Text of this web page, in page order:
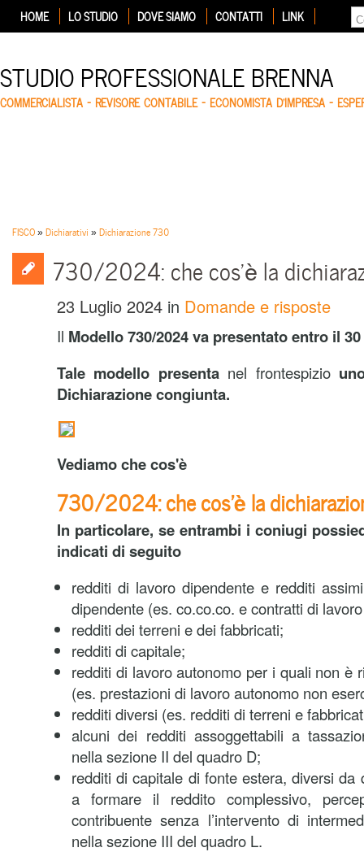
HOME LO STUDIO DOVE SIAMO CONTATTI LINK
STUDIO PROFESSIONALE BRENNA
COMMERCIALISTA – REVISORE CONTABILE – ECONOMISTA D'IMPRESA –
FISCO»Dichiarativi »Dichiarazione 730
730/2024: che cos’è la
23 Luglio 2024 in Domande e risposte
Il Modello 730/2024 va presentato entro il
Tale modello presentanel frontespizio
Dichiarazione congiunta.
Vediamo che cos'è
730/2024: che cos'è la
In particolare, se entrambi i coniugi
indicati di seguito
redditi di lavoro dipendente e redditi
dipendente (es. co.co.co. e contratti di
redditi dei terreni e dei fabbricati;
redditi di capitale;
redditi di lavoro autonomo per i quali non è
(es. prestazioni di lavoro autonomo non
redditi diversi (es. redditi di terreni e
alcuni dei redditi assoggettabili a
nella sezione II del quadro D;
redditi di capitale di fonte estera, diversi da
a formare il reddito complessivo,
contribuente senza l’intervento di
nella sezione III del quadro L.